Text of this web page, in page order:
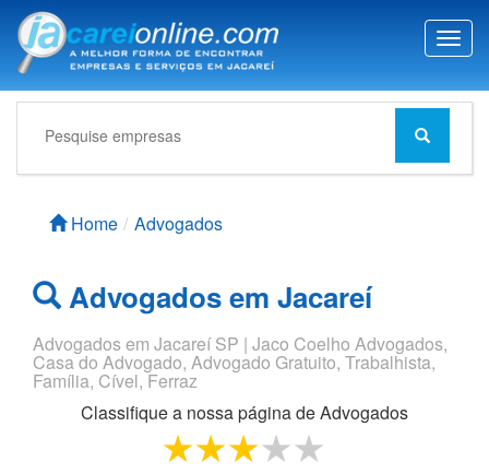
T
o
g
g
n
Home Advogados
Advogados em Jacareí
Advogados em Jacareí SP | Jaco Coelho Advogados,
Casa do Advogado, Advogado Gratuito, Trabalhista,
Família, Cível, Ferraz
Classifique a nossa página deAdvogados
4 stars
3 stars
2 stars
1 star